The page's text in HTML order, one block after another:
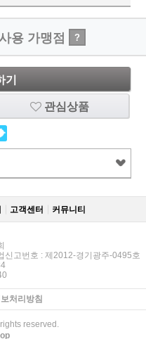
용 가맹점 ?
기
관심상품
고객센터 커뮤니티
신고번호 : 제2012-경기광주-0495호
처리방침
reserved.